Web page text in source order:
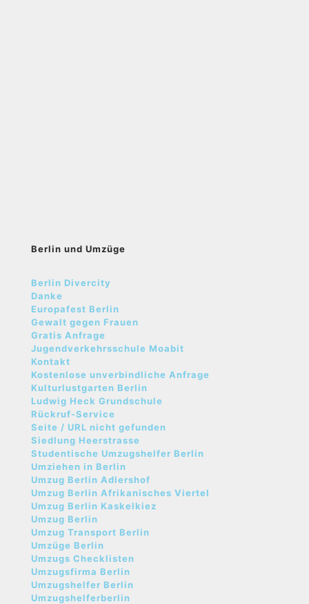
Berlin und Umzüge
Berlin Divercity
Danke
Europafest Berlin
Gewalt gegen Frauen
Gratis Anfrage
Jugendverkehrsschule Moabit
Kontakt
Kostenlose unverbindliche Anfrage
Kulturlustgarten Berlin
Ludwig Heck Grundschule
Rückruf-Service
Seite / URL nicht gefunden
Siedlung Heerstrasse
Studentische Umzugshelfer Berlin
Umziehen in Berlin
Umzug Berlin Adlershof
Umzug Berlin Afrikanisches Viertel
Umzug Berlin Kaskelkiez
Umzug Berlin
Umzug Transport Berlin
Umzüge Berlin
Umzugs Checklisten
Umzugsfirma Berlin
Umzugshelfer Berlin
Umzugshelferberlin